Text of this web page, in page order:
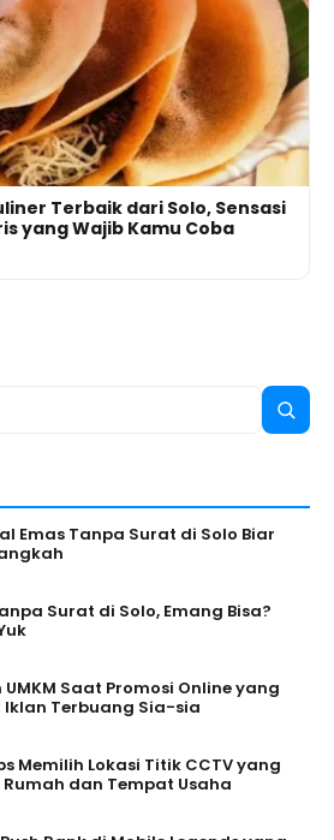
Terbaik dari Solo, Sensasi
yang Wajib Kamu Coba
Search
Emas Tanpa Surat di Solo Biar
Surat di Solo, Emang Bisa?
Saat Promosi Online yang
Iklan Terbuang Sia-sia
Memilih Lokasi Titik CCTV yang
dan Tempat Usaha